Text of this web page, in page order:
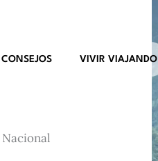
CONSEJOS VIVIR VIAJANDO